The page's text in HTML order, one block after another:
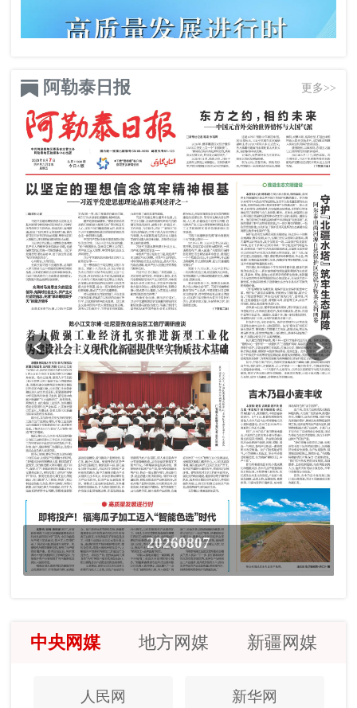
阿勒泰日报 更多>>
20260807
中央网媒 地方网媒 新疆网媒
人民网 新华网